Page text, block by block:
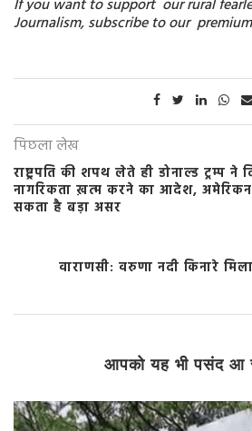
If you want to support our rural
Journalism, subscribe to our
पिछला लेख
राष्ट्रपति की शपथ लेते ही डोनाल्ड ट्रम्प ने
नागरिकता ख़त्म करने का आदेश, अमेरिकन
सकता है बड़ा असर
वाराणसी: वरुणा नदी किनारे
आपको यह भी पसंद आ